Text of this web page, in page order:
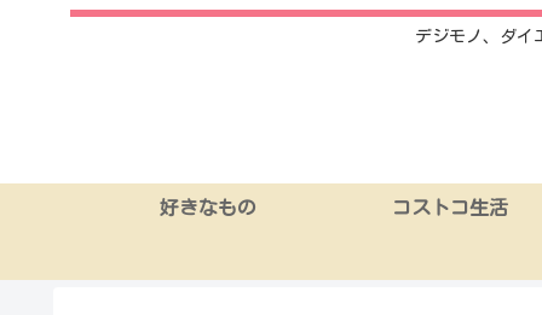
デジモノ、ダイ
好きなもの コストコ生活